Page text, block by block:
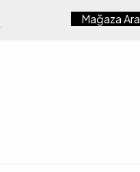
Mağaza Ara